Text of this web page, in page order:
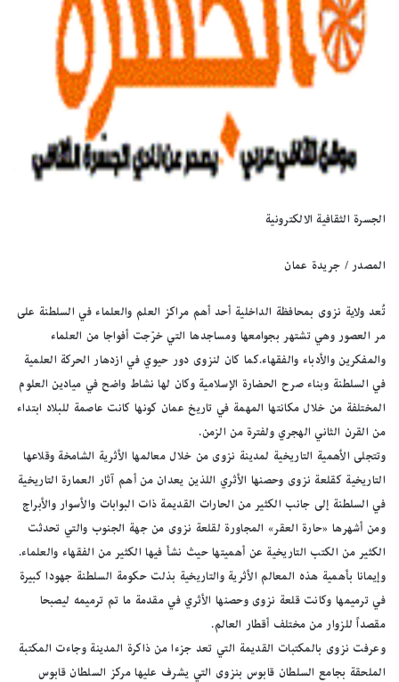
الجسرة الثقافية الالكترونية
المصدر / جريدة عمان
تُعد ولاية نزوى بمحافظة الداخلية أحد أهم مراكز العلم والعلماء في السلطنة على
مر العصور وهي تشتهر بجوامعها ومساجدها التي خرّجت أفواجا من العلماء
والمفكرين والأدباء والفقهاء.كما كان لنزوى دور حيوي في ازدهار الحركة العلمية
في السلطنة وبناء صرح الحضارة الإسلامية وكان لها نشاط واضح في ميادين العلوم
المختلفة من خلال مكانتها المهمة في تاريخ عمان كونها كانت عاصمة للبلاد ابتداء
من القرن الثاني الهجري ولفترة من الزمن.
وتتجلى الأهمية التاريخية لمدينة نزوى من خلال معالمها الأثرية الشامخة وقلاعها
التاريخية كقلعة نزوى وحصنها الأثري اللذين يعدان من أهم آثار العمارة التاريخية
في السلطنة إلى جانب الكثير من الحارات القديمة ذات البوابات والأسوار والأبراج
ومن أشهرها «حارة العقر» المجاورة لقلعة نزوى من جهة الجنوب والتي تحدثت
الكثير من الكتب التاريخية عن أهميتها حيث نشأ فيها الكثير من الفقهاء والعلماء.
وإيمانا بأهمية هذه المعالم الأثرية والتاريخية بذلت حكومة السلطنة جهودا كبيرة
في ترميمها وكانت قلعة نزوى وحصنها الأثري في مقدمة ما تم ترميمه ليصبحا
مقصداً للزوار من مختلف أقطار العالم.
وعرفت نزوى بالمكتبات القديمة التي تعد جزءا من ذاكرة المدينة وجاءت المكتبة
الملحقة بجامع السلطان قابوس بنزوى التي يشرف عليها مركز السلطان قابوس